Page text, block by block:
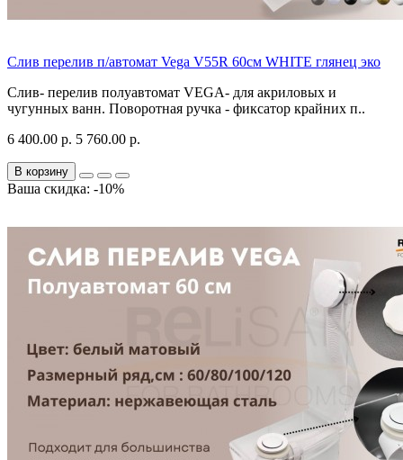
Слив перелив п/автомат Vega V55R 60см WHITE глянец эко
Слив- перелив полуавтомат VEGA- для акриловых и
чугунных ванн. Поворотная ручка - фиксатор крайних п..
6 400.00 р. 5 760.00 р.
В корзину
Ваша скидка: -10%